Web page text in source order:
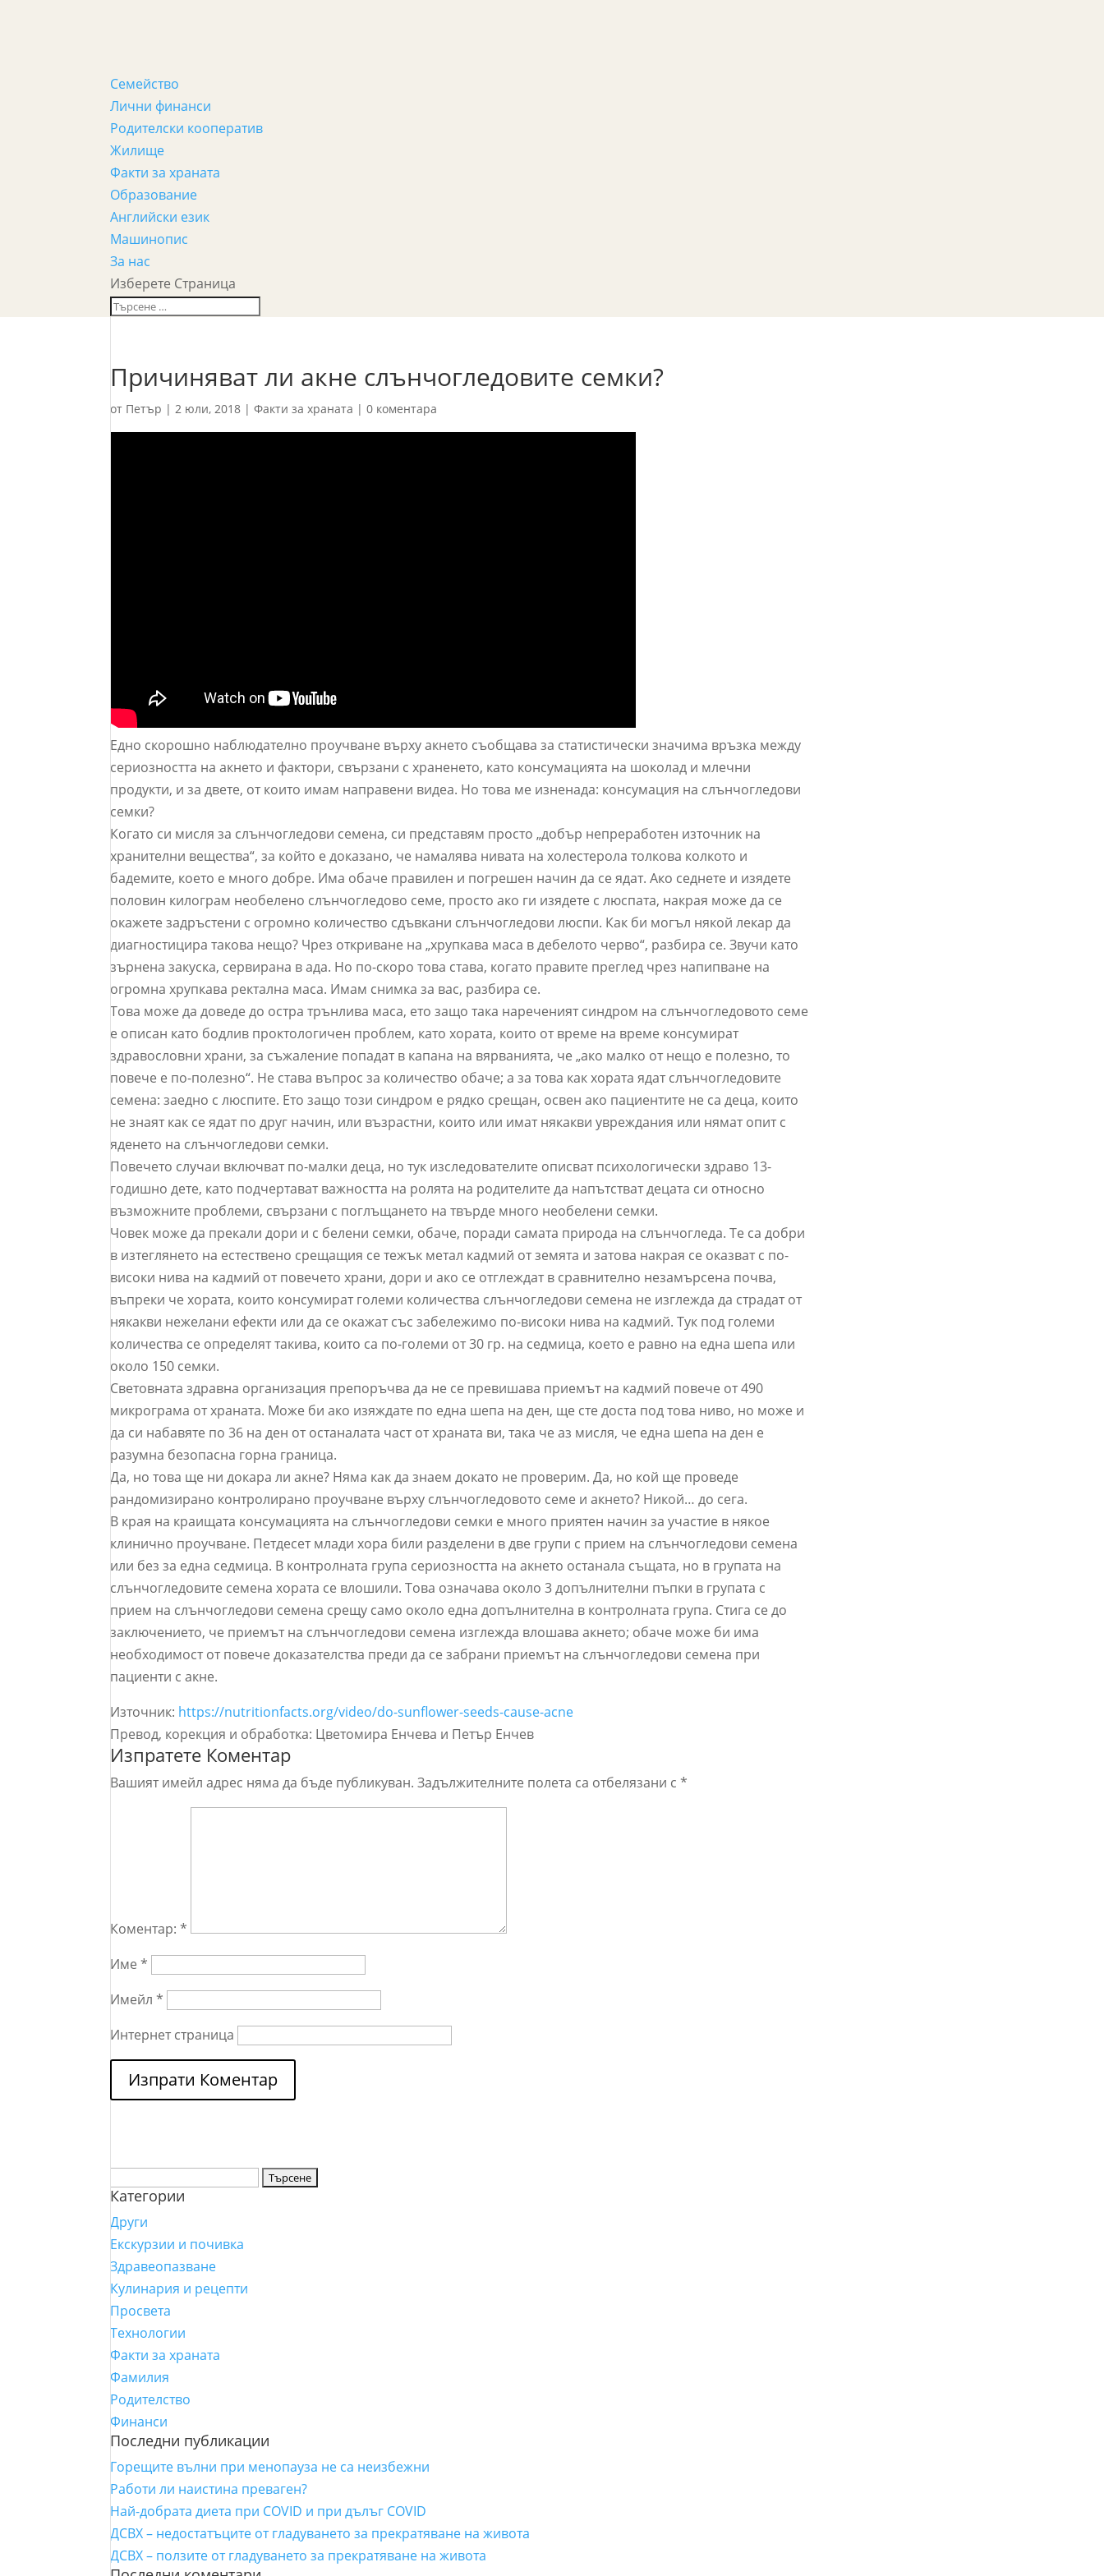
Семейство
Лични финанси
Родителски кооператив
Жилище
Факти за храната
Образование
Английски език
Машинопис
За нас
Изберете Страница
Причиняват ли акне слънчогледовите семки?
от Петър |2 юли, 2018 |Факти за храната |0 коментара
Едно скорошно наблюдателно проучване върху акнето съобщава за статистически значима връзка между
сериозността на акнето и фактори, свързани с храненето, като консумацията на шоколад и млечни
продукти, и за двете, от които имам направени видеа. Но това ме изненада: консумация на слънчогледови
семки?
Когато си мисля за слънчогледови семена, си представям просто „добър непреработен източник на
хранителни вещества“, за който е доказано, че намалява нивата на холестерола толкова колкото и
бадемите, което е много добре. Има обаче правилен и погрешен начин да се ядат. Ако седнете и изядете
половин килограм необелено слънчогледово семе, просто ако ги изядете с люспата, накрая може да се
окажете задръстени с огромно количество сдъвкани слънчогледови люспи. Как би могъл някой лекар да
диагностицира такова нещо? Чрез откриване на „хрупкава маса в дебелото черво“, разбира се. Звучи като
зърнена закуска, сервирана в ада. Но по-скоро това става, когато правите преглед чрез напипване на
огромна хрупкава ректална маса. Имам снимка за вас, разбира се.
Това може да доведе до остра трънлива маса, ето защо така нареченият синдром на слънчогледовото семе
е описан като бодлив проктологичен проблем, като хората, които от време на време консумират
здравословни храни, за съжаление попадат в капана на вярванията, че „ако малко от нещо е полезно, то
повече е по-полезно“. Не става въпрос за количество обаче; а за това как хората ядат слънчогледовите
семена: заедно с люспите. Ето защо този синдром е рядко срещан, освен ако пациентите не са деца, които
не знаят как се ядат по друг начин, или възрастни, които или имат някакви увреждания или нямат опит с
яденето на слънчогледови семки.
Повечето случаи включват по-малки деца, но тук изследователите описват психологически здраво 13-
годишно дете, като подчертават важността на ролята на родителите да напътстват децата си относно
възможните проблеми, свързани с поглъщането на твърде много необелени семки.
Човек може да прекали дори и с белени семки, обаче, поради самата природа на слънчогледа. Те са добри
в изтеглянето на естествено срещащия се тежък метал кадмий от земята и затова накрая се оказват с по-
високи нива на кадмий от повечето храни, дори и ако се отглеждат в сравнително незамърсена почва,
въпреки че хората, които консумират големи количества слънчогледови семена не изглежда да страдат от
някакви нежелани ефекти или да се окажат със забележимо по-високи нива на кадмий. Тук под големи
количества се определят такива, които са по-големи от 30 гр. на седмица, което е равно на една шепа или
около 150 семки.
Световната здравна организация препоръчва да не се превишава приемът на кадмий повече от 490
микрограма от храната. Може би ако изяждате по една шепа на ден, ще сте доста под това ниво, но може и
да си набавяте по 36 на ден от останалата част от храната ви, така че аз мисля, че една шепа на ден е
разумна безопасна горна граница.
Да, но това ще ни докара ли акне? Няма как да знаем докато не проверим. Да, но кой ще проведе
рандомизирано контролирано проучване върху слънчогледовото семе и акнето? Никой… до сега.
В края на краищата консумацията на слънчогледови семки е много приятен начин за участие в някое
клинично проучване. Петдесет млади хора били разделени в две групи с прием на слънчогледови семена
или без за една седмица. В контролната група сериозността на акнето останала същата, но в групата на
слънчогледовите семена хората се влошили. Това означава около 3 допълнителни пъпки в групата с
прием на слънчогледови семена срещу само около една допълнителна в контролната група. Стига се до
заключението, че приемът на слънчогледови семена изглежда влошава акнето; обаче може би има
необходимост от повече доказателства преди да се забрани приемът на слънчогледови семена при
пациенти с акне.
Източник: https://nutritionfacts.org/video/do-sunflower-seeds-cause-acne
Превод, корекция и обработка: Цветомира Енчева и Петър Енчев
Изпратете Коментар
Вашият имейл адрес няма да бъде публикуван. Задължителните полета са отбелязани с*
Коментар:*
Име*
Имейл*
Интернет страница
за:
Категории
Други
Екскурзии и почивка
Здравеопазване
Кулинария и рецепти
Просвета
Технологии
Факти за храната
Фамилия
Родителство
Финанси
Последни публикации
Горещите вълни при менопауза не са неизбежни
Работи ли наистина преваген?
Най-добрата диета при COVID и при дълъг COVID
ДСВХ – недостатъците от гладуването за прекратяване на живота
ДСВХ – ползите от гладуването за прекратяване на живота